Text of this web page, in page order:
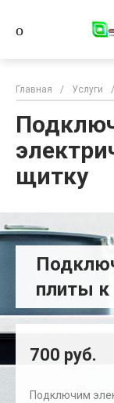
Главная / Услуги /
щитку
плиты
700 руб.
Подключим